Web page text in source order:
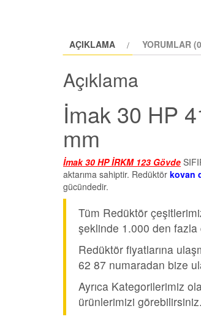
AÇIKLAMA YORUMLAR
Açıklama
İmak 30 HP
mm
İmak 30 HP İRKM 123 Gövde
aktarıma sahiptir. Redüktör kovan
gücündedir.
Tüm Redüktör
şeklinde 1.000 den
Redüktör fiyatlarına
62 87 numaradan bize
Ayrıca Kategorilerimiz
ürünlerimizi görebilirsiniz.